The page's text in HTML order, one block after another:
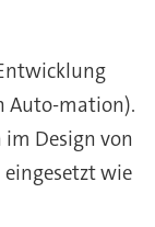
Auto-mation).
im Design von
wie